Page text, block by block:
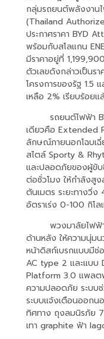
กลุ่มรถยนต์พลังงานไ
(Thailand
ประกาศราคา BYD
พร้อมกับสโลแกน
มีราคาอยู่ที่
ตัวเลขดังกล่าวเป็นร
โครงการของรัฐ 1.5
เหลือ 2% เรียบร้อยแ
รถยนต์ไฟฟ้า
เดียวคือ Extended
ลักษณ์ภายนอกโฉบเ
สไตล์ Sporty &
และปลอดภัยของผู้ขั
ต่อชั่วโมง ให้กำลังสู
ตันเมตร ระยะทางวิ่ง
อัตราเร่ง 0-100 กิโ
พวงมาลัยไฟฟ้
ด้านหลัง ให้ความนุ่มน
หน้าดิสก์เบรกแบบมีช่
AC type 2 และแบบ
Platform 3.0 แพลต
ความปลอดภัย ระบบ
ระบบแจ้งเตือนออก
ทิศทาง ถุงลมนิรภัย
เทา graphite ฟ้า